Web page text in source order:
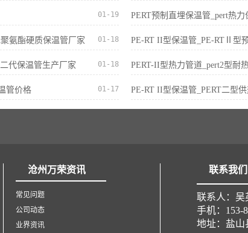
01-19 PERT预制直埋保温管_pert热
氨酯硬质保温管厂家 01-18 PE-RT II型保温管_PE-RTⅡ型
代保温管生产厂家 01-18 PERT-II型热力管道_pert2型耐
管价格 01-17 PE-RT II型保温管_PERT二型
沧州万荣资讯
常见问题
公司动态
业界资讯
联系我们
联系人：吴
手机：153-
地址：盐山